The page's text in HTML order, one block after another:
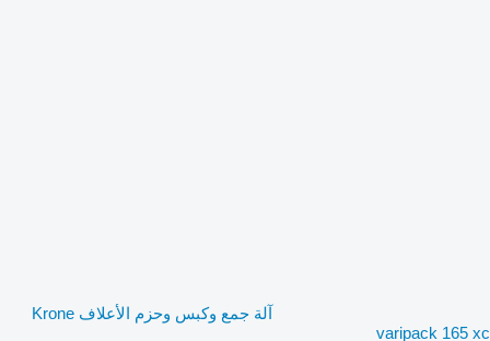
آلة جمع وكبس وحزم الأعلاف Krone
varipack 165 xc